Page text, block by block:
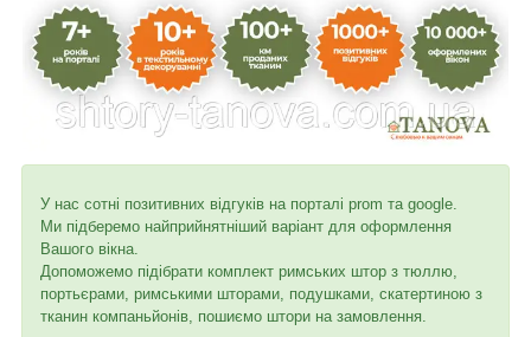
У нас сотні позитивних відгуків на порталі prom та google.
Ми підберемо найприйнятніший варіант для оформлення
Вашого вікна.
Допоможемо підібрати комплект римських штор з тюллю,
портьєрами, римськими шторами, подушками, скатертиною з
тканин компаньйонів, пошиємо штори на замовлення.